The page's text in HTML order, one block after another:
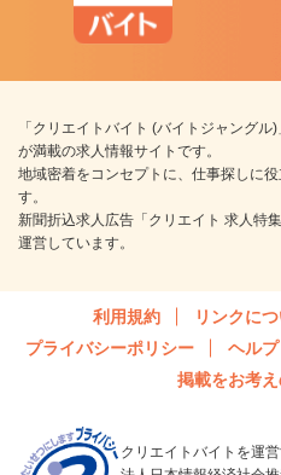
「クリエイトバイト (バイトジャング
が満載の求人情報サイトです。
地域密着をコンセプトに、仕事探しに
す。
新聞折込求人広告「クリエイト 求人特
運営しています。
利用規約 リンクに
プライバシーポリシー
ヘルプ
掲載をお考
クリエイトバイトを運